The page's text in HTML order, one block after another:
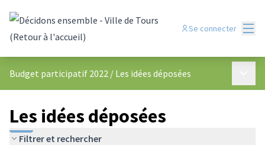
Se connecter
Budget participatif 2022 / Les idées déposées
Les idées déposées
Filtrer et rechercher